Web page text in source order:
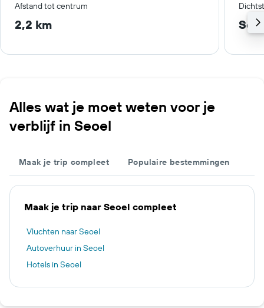
Afstand tot centrum
2,2 km
Alles wat je moet weten voor je
verblijf in Seoel
Maak je trip compleet Populaire bestemmingen
Maak je trip naar Seoel compleet
Vluchten naar Seoel
Autoverhuur in Seoel
Hotels in Seoel